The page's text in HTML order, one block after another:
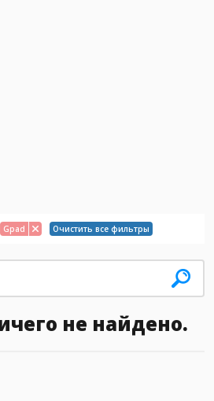
Gpad Очистить все фильтры
не найдено.